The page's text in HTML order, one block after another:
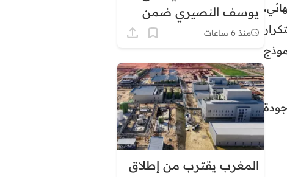
نصف النهائي، يوسف النصيري ضمن
أولوياته الهجومية
منذ 6 ساعات
المغرب يقترب من إطلاق